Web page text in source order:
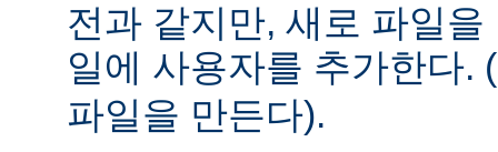
전과 같지만, 새로 파일
일에 사용자를 추가한다. (
파일을 만든다).